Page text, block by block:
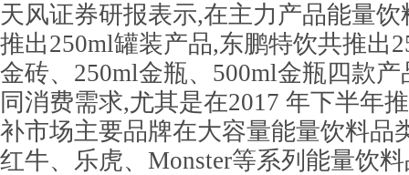
天风证券研报表示,在主力产品能量
推出250ml罐装产品,东鹏特饮共推出
金砖、250ml金瓶、500ml金瓶四款
同消费需求,尤其是在2017 年下半年
补市场主要品牌在大容量能量饮料品
红牛、乐虎、Monster等系列能量饮